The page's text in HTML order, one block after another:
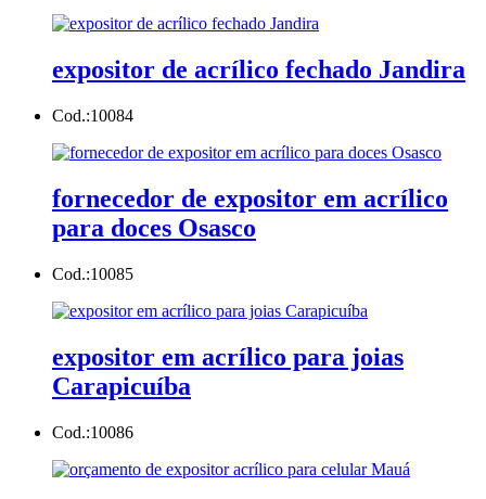
expositor de acrílico fechado Jandira
Cod.:10084
fornecedor de expositor em acrílico
para doces Osasco
Cod.:10085
expositor em acrílico para joias
Carapicuíba
Cod.:10086